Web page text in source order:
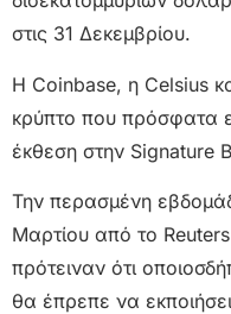
στις 31 Δεκεμβρίου.
Η Coinbase, η Celsius
κρύπτο που πρόσφατα
έκθεση στην Signature
Την περασμένη
Μαρτίου από το
πρότειναν ότι
θα έπρεπε να